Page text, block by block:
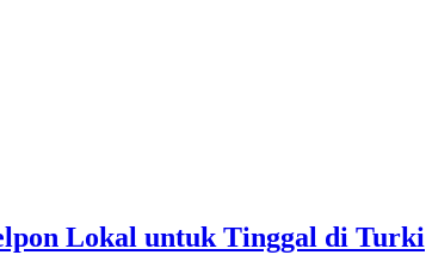
Lokal untuk Tinggal di Turki